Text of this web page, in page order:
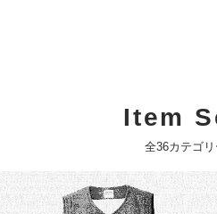
Item
全36カテゴ